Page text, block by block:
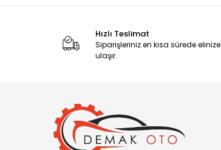
Hızlı Teslimat
Siparişleriniz en kısa sürede elinize
ulaşır.